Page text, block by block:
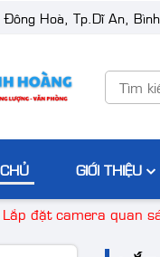
Hoà, Tp.Dĩ An,
GIỚI THIỆU
Lắp đặt camera quan